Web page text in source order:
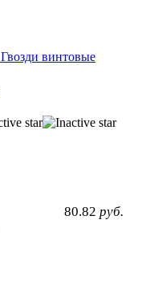
Гвозди винтовые
80.82 руб.